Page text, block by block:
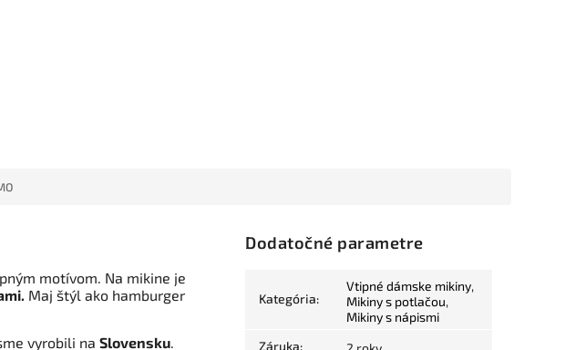
motívom. Na mikine je
Maj štýl ako hamburger
vyrobili na Slovensku.
Dodatočné parametre
Kategória:
Vtipné dámske mikiny,
Mikiny s potlačou,
Mikiny s nápismi
Záruka: